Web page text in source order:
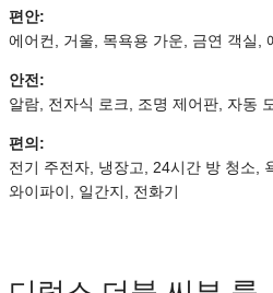
편안:
에어컨, 거울, 목욕용 가운, 금연 객실,
안전:
알람, 전자식 로크, 조명 제어판, 자동
편의:
전기 주전자, 냉장고, 24시간 방 청소,
와이파이, 일간지, 전화기